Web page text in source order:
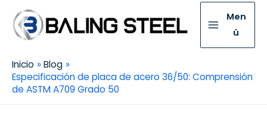
Men
ú
Inicio
Blog
Especificación de placa de acero 36/50: Comprensión
de ASTM A709 Grado 50